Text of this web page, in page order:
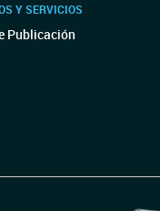
Y SERVICIOS
Publicación